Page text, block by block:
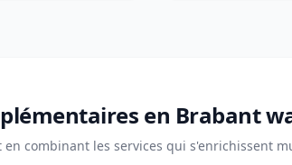
en Brabant
combinant les services qui s'enrichissent